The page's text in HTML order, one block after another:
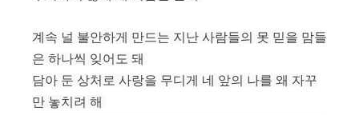
계속 널 불안하게 만드는 지난 사람들의 못 믿을 맘들
은 하나씩 잊어도 돼
담아 둔 상처로 사랑을 무디게 네 앞의 나를 왜 자꾸
만 놓치려 해